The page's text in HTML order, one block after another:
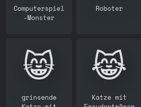
Computerspiel
-Monster
Roboter
😸
grinsende
😹
Katze mit